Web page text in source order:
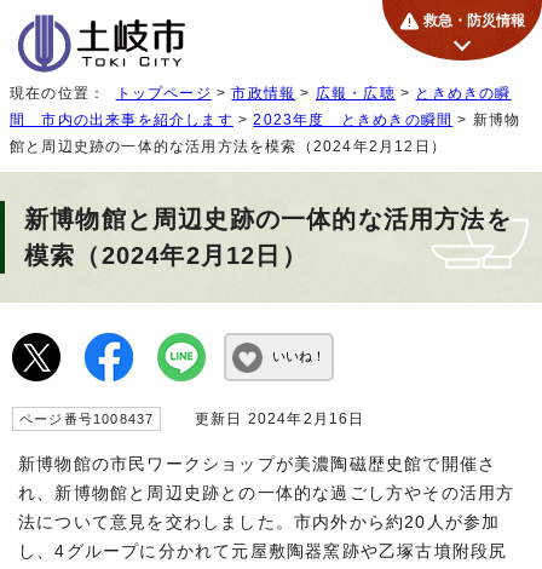
救急・防災情報
現在の位置： トップページ >市政情報 > 広報・広聴 > ときめきの瞬
間 市内の出来事を紹介します >2023年度 ときめきの瞬間 > 新博物
館と周辺史跡の一体的な活用方法を模索（2024年2月12日）
新博物館と周辺史跡の一体的な活用方法を
模索（2024年2月12日）
いいね！
ページ番号1008437 更新日 2024年2月16日
新博物館の市民ワークショップが美濃陶磁歴史館で開催さ
れ、新博物館と周辺史跡との一体的な過ごし方やその活用方
法について意見を交わしました。市内外から約20人が参加
し、4グループに分かれて元屋敷陶器窯跡や乙塚古墳附段尻